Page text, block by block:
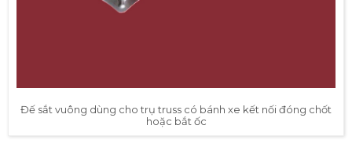
Đế sắt vuông dùng cho trụ truss có bánh xe kết nối đóng chốt
hoặc bắt ốc